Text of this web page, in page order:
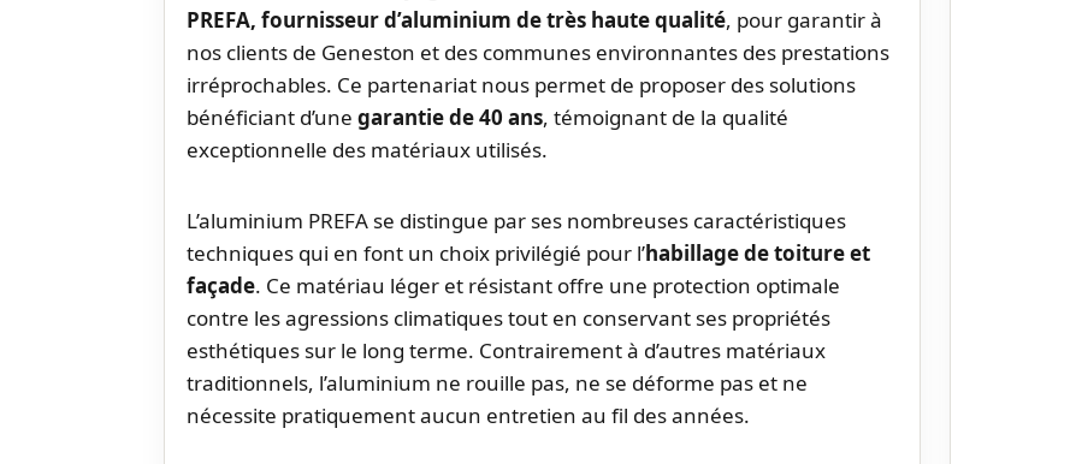
PREFA, fournisseur d’aluminium de très haute qualité, pour garantir à
nos clients de Geneston et des communes environnantes des prestations
irréprochables. Ce partenariat nous permet de proposer des solutions
bénéficiant d’une garantie de 40 ans, témoignant de la qualité
exceptionnelle des matériaux utilisés.
L’aluminium PREFA se distingue par ses nombreuses caractéristiques
techniques qui en font un choix privilégié pour l’habillage de toiture et
façade. Ce matériau léger et résistant offre une protection optimale
contre les agressions climatiques tout en conservant ses propriétés
esthétiques sur le long terme. Contrairement à d’autres matériaux
traditionnels, l’aluminium ne rouille pas, ne se déforme pas et ne
nécessite pratiquement aucun entretien au fil des années.